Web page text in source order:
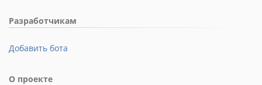
Разработчикам
Добавить бота
О проекте